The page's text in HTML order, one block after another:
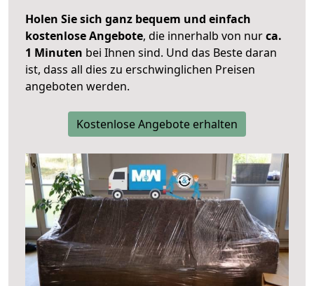
Holen Sie sich ganz bequem und einfach
kostenlose Angebote, die innerhalb von nurca.
1 Minuten bei Ihnen sind. Und das Beste daran
ist, dass all dies zu erschwinglichen Preisen
angeboten werden.
Kostenlose Angebote erhalten